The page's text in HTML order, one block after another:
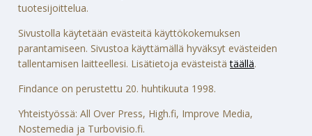
tuotesijoittelua.
Sivustolla käytetään evästeitä käyttökokemuksen
parantamiseen. Sivustoa käyttämällä hyväksyt evästeiden
tallentamisen laitteellesi. Lisätietoja evästeistätäällä.
Findance on perustettu 20. huhtikuuta 1998.
Yhteistyössä: All Over Press, High.fi, Improve Media,
Nostemedia ja Turbovisio.fi.